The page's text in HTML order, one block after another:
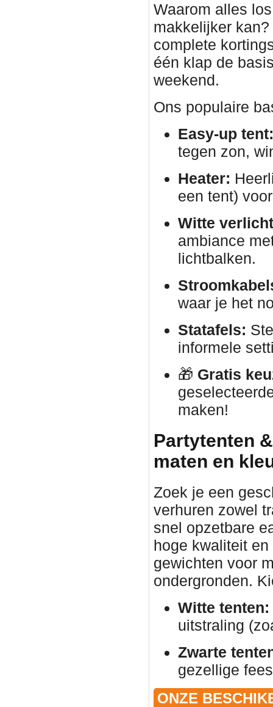
Waarom alles
makkelijker
complete
één klap de
weekend.
Ons populaire
Easy-up tent:
tegen zon,
Heater:
een tent)
Witte
ambiance
lichtbalken.
waar je het
Statafels:
informele
🎁 Gratis
maken!
Partytenten
maten en
Zoek je een
verhuren zowel
snel opzetbare
hoge kwaliteit
gewichten voor
ondergronden.
Witte tenten:
uitstraling
Zwarte
gezellige
ONZE